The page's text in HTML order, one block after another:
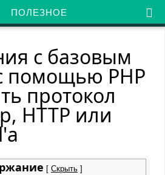
ПОЛЕЗНОЕ 
с базовым
помощью PHP
протокол
HTTP или
[ Скрыть ]